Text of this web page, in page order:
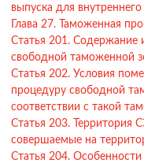
выпуска для
Глава 27. Таможенная
Статья 201.
свободной таможенной
Статья 202. Условия
процедуру свободной
соответствии с такой
Статья 203. Территория
совершаемые на
Статья 204.